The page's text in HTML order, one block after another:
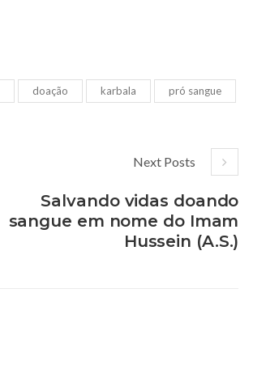
doação karbala pró sangue
Next Posts
Salvando vidas doando
sangue em nome do Imam
Hussein (A.S.)